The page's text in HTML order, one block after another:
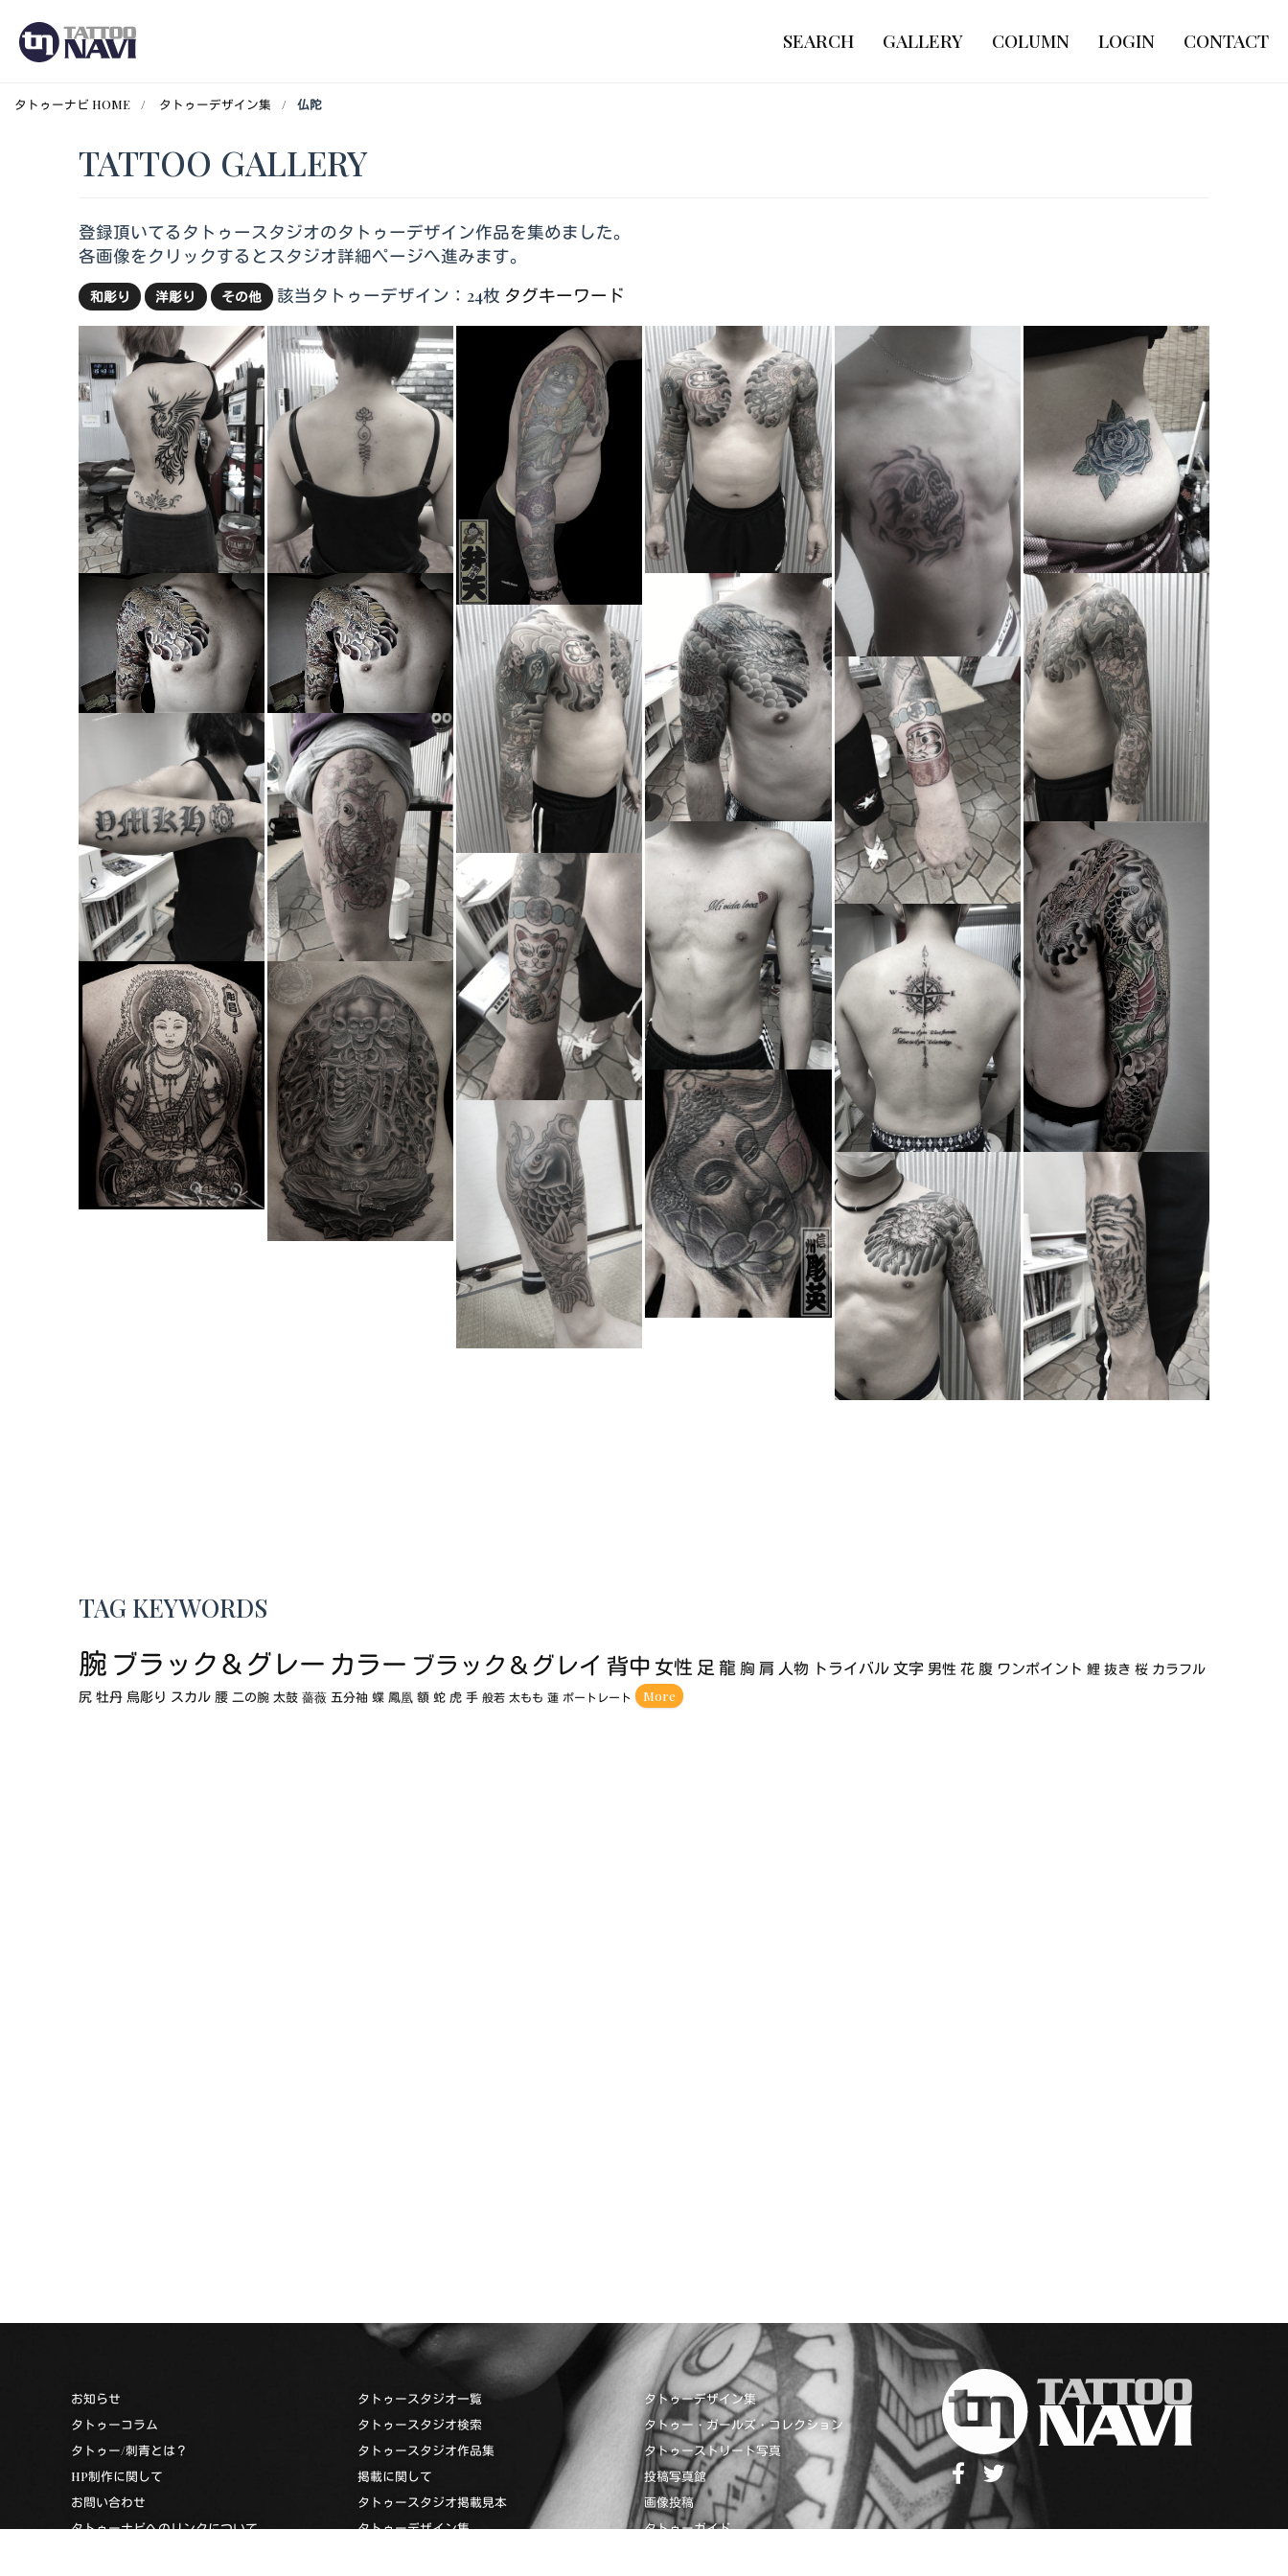
SEARCH GALLERY COLUMN LOGIN CONTACT
タトゥーナビ HOME タトゥーデザイン集 仏陀
TATTOO GALLERY
登録頂いてるタトゥースタジオのタトゥーデザイン作品を集めました。
各画像をクリックするとスタジオ詳細ページへ進みます。
和彫り 洋彫り その他 該当タトゥーデザイン：24枚 タグキーワード
TAG KEYWORDS
腕 ブラック＆グレー カラー ブラック＆グレイ 背中女性 足 龍 胸 肩 人物 トライバル 文字 男性 花 腹 ワンポイント 鯉 抜き 桜 カラフル
尻 牡丹 烏彫り スカル 腰 二の腕 太鼓 薔薇 五分袖 蝶 鳳凰 額 蛇 虎 手 般若 太もも 蓮 ポートレート More
お知らせ
タトゥーコラム
タトゥー/刺青とは？
HP制作に関して
お問い合わせ
タトゥーナビへのリンクについて
タトゥースタジオ一覧
タトゥースタジオ検索
タトゥースタジオ作品集
掲載に関して
タトゥースタジオ掲載見本
タトゥーデザイン集
タトゥーデザイン集
タトゥー・ガールズ・コレクション
タトゥーストリート写真
投稿写真館
画像投稿
タトゥーガイド